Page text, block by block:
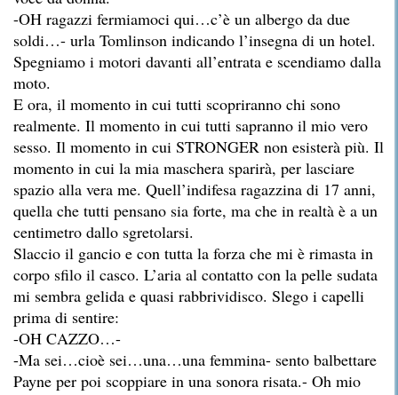
-OH ragazzi fermiamoci qui…c’è un albergo da due
soldi…- urla Tomlinson indicando l’insegna di un hotel.
Spegniamo i motori davanti all’entrata e scendiamo dalla
moto.
E ora, il momento in cui tutti scopriranno chi sono
realmente. Il momento in cui tutti sapranno il mio vero
sesso. Il momento in cui STRONGER non esisterà più. Il
momento in cui la mia maschera sparirà, per lasciare
spazio alla vera me. Quell’indifesa ragazzina di 17 anni,
quella che tutti pensano sia forte, ma che in realtà è a un
centimetro dallo sgretolarsi.
Slaccio il gancio e con tutta la forza che mi è rimasta in
corpo sfilo il casco. L’aria al contatto con la pelle sudata
mi sembra gelida e quasi rabbrividisco. Slego i capelli
prima di sentire:
-OH CAZZO…-
-Ma sei…cioè sei…una…una femmina- sento balbettare
Payne per poi scoppiare in una sonora risata.- Oh mio